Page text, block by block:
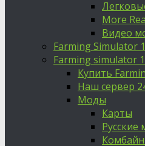
More
Видео
Farming Simulator
Farming simulator
Купить
Наш сервер
Моды
Карты
Русские